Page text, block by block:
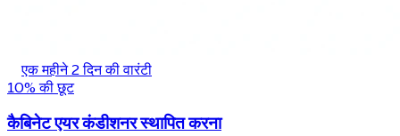
एक महीने 2 दिन की वारंटी
10% की छूट
कैबिनेट एयर कंडीशनर स्थापित करना